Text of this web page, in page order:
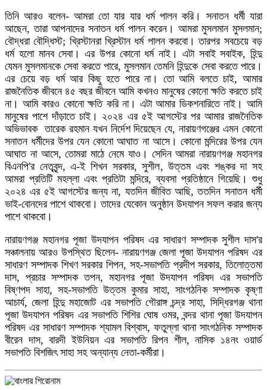
তিনি আরও বলেন- আমরা তো যার যার ধর্ম পালন করি। সনাতন ধর্মী যারা
আছেন, তারা আপনাদের সনাতন ধর্ম পালন করেন। আমরা মুসলমান মুসলমান;
বৌদ্ধরা বৌদ্ধিস্ট; খ্রিস্টানরা খ্রিস্টান ধর্ম পালন করবো। তারপর সবচেয়ে বড়
ধর্ম হলো মানব সেবা। এর উপর কোনো ধর্ম নাই। এটা সবাই সবাইক, হিন্দু
যেমন মুসলমানকে সেবা করতে পারে, মুসলমান তেমনি হিন্দুকে সেবা করতে পারে।
এর চেয়ে বড় ধর্ম আর কিছু হতে পারে না। তো আমি বলতে চাই, আমার
রাজনৈতিক জীবনে ৪৫ বছর জীবনে আমি কখনও মানুষের কোনো ক্ষতি করতে চাই
না। আমি কারও কোনো ক্ষতি করি না। এটা আমার ডিকশনারিতে নাই। আমি
মানুষের পাশে দাঁড়াতে চাই। ২০২৪ এর ৫ই আগস্টের পর আমার রাজনৈতিক
অভিভাবক তারেক রহমান যখন নির্দেশ দিয়েছেন যে, নারায়ণগঞ্জের এমন কোনো
সনাতন ধর্মীদের উপর যেন কোনো আঘাত না আসে। কোনো মন্দিরের উপর যেন
আঘাত না আসে, তোমরা মাঠে নেমে যাও। সেদিন আমরা নারায়ণগঞ্জ মহানগর
বিএনপি'র নেতৃবৃন্দ, এ-ই শিখন সরকার, সুশীল, উত্তম এবং শঙ্কর দা সহ
আমরা প্রতিটি মহল্লা এবং প্রতিটা মন্দিরে, ব্যবসা প্রতিষ্ঠানে গিয়েছি। শুধু
২০২৪ এর ৫ই আগস্টের জন্য না, যতদিন জীবিত আছি, ততদিন সনাতন ধর্মী
ভাই-বোনদের পাশে থাকবো। তাদের যেকোন অনুষ্ঠান উদযাপন সফল করার জন্য
পাশে থাকবো।
নারায়ণগঞ্জ মহানগর পূজা উদযাপন পরিষদ এর সাধারণ সম্পাদক সুশীল দাস'র
সঞ্চালনায় আরও উপস্থিত ছিলেন- নারায়ণগঞ্জ জেলা পূজা উদযাপন পরিষদ এর
সাধারণ সম্পাদক শিখণ সরকার শিপন, সহ-সভাপতি প্রদীপ সরকার, তিলোত্তমা
দাস, প্রচার সম্পাদক তপন, মহানগর পূজা উদযাপন পরিষদ এর সভাপতি
বিষ্ণপদ সাহা, সহ-সভাপতি উত্তম কুমার সাহা, সাংগঠনিক সম্পাদক কৃষ্ণা
আচার্য, জেলা হিন্দু মহাজোট এর সভাপতি গৌরাঙ্গ চন্দ্র সাহা, সিদ্ধিরগঞ্জ থানা
পূজা উদযাপন পরিষদ এর সভাপতি শিশির ঘোষ ওমর, বন্দর থানা পূজা উদযাপন
পরিষদ এর সাধারণ সম্পাদক শ্যামল বিশ্বাস, ফতুল্লা থানা সাংগঠনিক সম্পাদক
বীরেন দাস, বারদী ইউনিয়ন এর সভাপতি রিপন শীল, নাসিক ১৪নং ওয়ার্ড
সভাপতি বিশজিৎ সাহা সহ অন্যান্য নেতা-কর্মীরা।